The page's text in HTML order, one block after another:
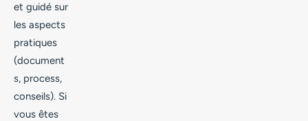
et guidé sur
les aspects
pratiques
(document
s, process,
conseils). Si
vous êtes